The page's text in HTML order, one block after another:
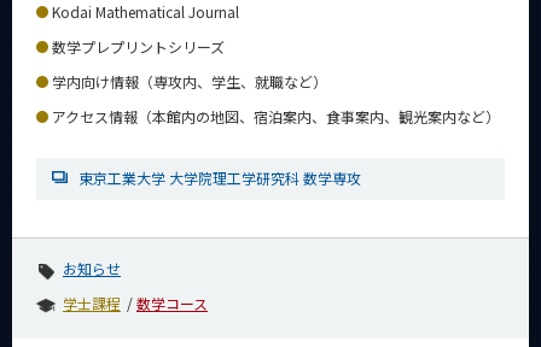
Kodai Mathematical Journal
数学プレプリントシリーズ
学内向け情報（専攻内、学生、就職など）
アクセス情報（本館内の地図、宿泊案内、食事案内、観光案内など）
東京工業大学 大学院理工学研究科 数学専攻
お知らせ
学士課程
数学コース